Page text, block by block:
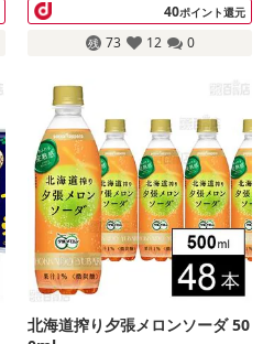
40ポイント還元
73 12 0
北海道搾り夕張メロンソーダ 50